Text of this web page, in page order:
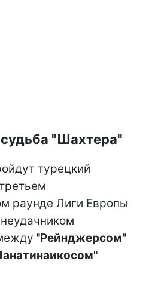
"Шахтера"
турецкий
раунде Лиги Европы
"Рейнджерсом"